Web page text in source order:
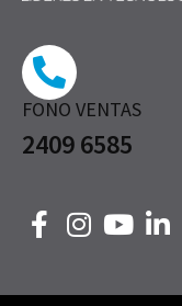
FONO VENTAS
2409 6585